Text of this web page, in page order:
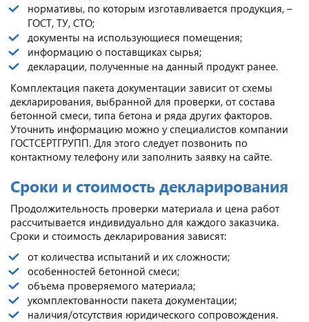
нормативы, по которым изготавливается продукция, –
ГОСТ, ТУ, СТО;
документы на использующиеся помещения;
информацию о поставщиках сырья;
декларации, полученные на данный продукт ранее.
Комплектация пакета документации зависит от схемы
декларирования, выбранной для проверки, от состава
бетонной смеси, типа бетона и ряда других факторов.
Уточнить информацию можно у специалистов компании
ГОСТСЕРТГРУПП. Для этого следует позвонить по
контактному телефону или заполнить заявку на сайте.
Сроки и стоимость декларирования
Продолжительность проверки материала и цена работ
рассчитывается индивидуально для каждого заказчика.
Сроки и стоимость декларирования зависят:
от количества испытаний и их сложности;
особенностей бетонной смеси;
объема проверяемого материала;
укомплектованности пакета документации;
наличия/отсутствия юридического сопровождения.